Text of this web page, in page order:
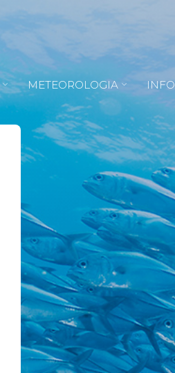
METEOROLOGIA
INFO